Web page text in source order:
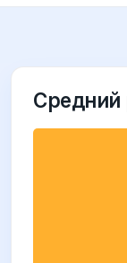
Средний